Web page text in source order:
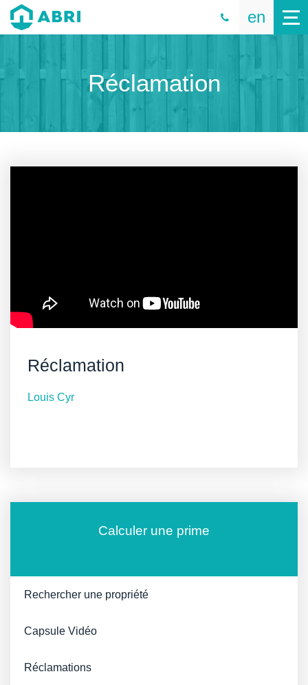
en
Réclamation
Réclamation
Louis Cyr
Calculer une prime
Rechercher une propriété
Capsule Vidéo
Réclamations